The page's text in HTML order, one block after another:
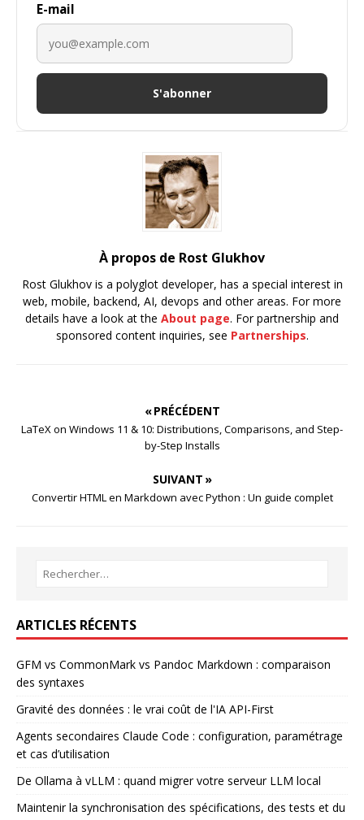
E-mail
S'abonner
À propos de Rost Glukhov
Rost Glukhov is a polyglot developer, has a special interest in
web, mobile, backend, AI, devops and other areas. For more
details have a look at the About page. For partnership and
sponsored content inquiries, see Partnerships.
« PRÉCÉDENT
LaTeX on Windows 11 & 10: Distributions, Comparisons, and Step-
by-Step Installs
SUIVANT »
Convertir HTML en Markdown avec Python : Un guide complet
ARTICLES RÉCENTS
GFM vs CommonMark vs Pandoc Markdown : comparaison
des syntaxes
Gravité des données : le vrai coût de l'IA API-First
Agents secondaires Claude Code : configuration, paramétrage
et cas d’utilisation
De Ollama à vLLM : quand migrer votre serveur LLM local
Maintenir la synchronisation des spécifications, des tests et du